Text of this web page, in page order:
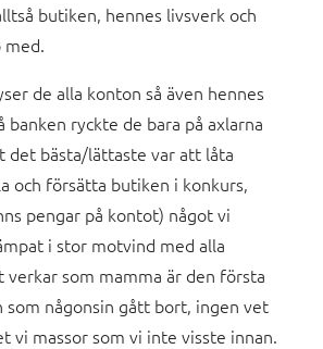
butiken, hennes livsverk och
med.
de alla konton så även hennes
ryckte de bara på axlarna
det bästa/lättaste var att låta
och försätta butiken i konkurs,
pengar på kontot) något vi
i stor motvind med alla
som mamma är den första
som någonsin gått bort, ingen vet
vi massor som vi inte visste innan.